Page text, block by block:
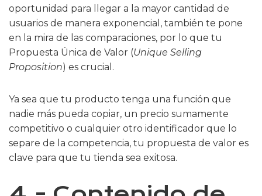
oportunidad para llegar a la mayor cantidad de
usuarios de manera exponencial, también te pone
en la mira de las comparaciones, por lo que tu
Propuesta Única de Valor (Unique Selling
Proposition) es crucial.
Ya sea que tu producto tenga una función que
nadie más pueda copiar, un precio sumamente
competitivo o cualquier otro identificador que lo
separe de la competencia, tu propuesta de valor es
clave para que tu tienda sea exitosa.